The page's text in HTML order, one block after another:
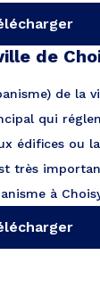
de
de la
qui
édifices ou
très
à